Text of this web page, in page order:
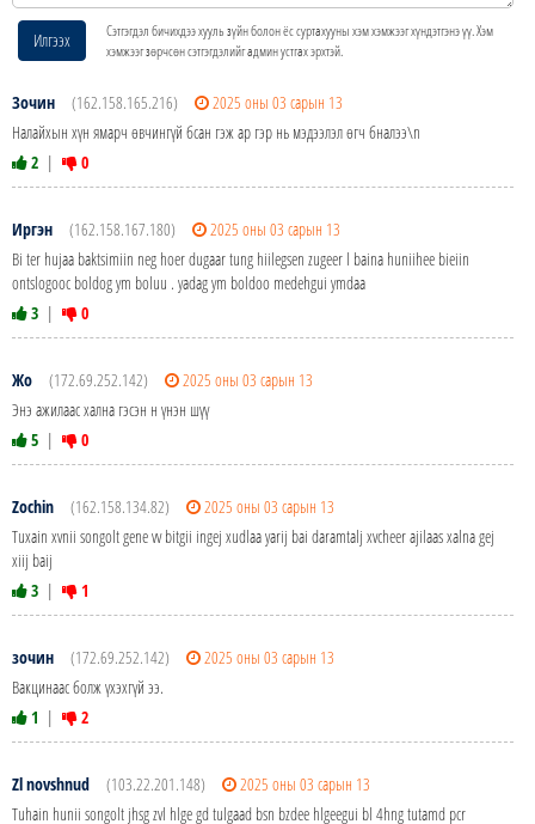
Илгээх
Сэтгэгдэл бичихдээ хууль зүйн болон ёс суртахууны хэм хэмжээг хүндэтгэнэ үү. Хэм
хэмжээг зөрчсөн сэтгэгдэлийг админ устгах эрхтэй.
Зочин (162.158.165.216)
2025 оны 03 сарын 13
Налайхын хүн ямарч өвчингүй бсан гэж ар гэр нь мэдээлэл өгч бналээ\n
2 | 0
Иргэн (162.158.167.180)
2025 оны 03 сарын 13
Bi ter hujaa baktsimiin neg hoer dugaar tung hiilegsen zugeer l baina huniihee bieiin
ontslogooc boldog ym boluu . yadag ym boldoo medehgui ymdaa
3 | 0
Жо (172.69.252.142)
2025 оны 03 сарын 13
Энэ ажилаас хална гэсэн н үнэн шүү
5 | 0
Zochin (162.158.134.82)
2025 оны 03 сарын 13
Tuxain xvnii songolt gene vv bitgii ingej xudlaa yarij bai daramtalj xvcheer ajilaas xalna gej
xiij baij
3 | 1
зочин (172.69.252.142)
2025 оны 03 сарын 13
Вакцинаас болж үхэхгүй ээ.
1 | 2
Zl novshnud (103.22.201.148)
2025 оны 03 сарын 13
Tuhain hunii songolt jhsg zvl hlge gd tulgaad bsn bzdee hlgeegui bl 4hng tutamd pcr